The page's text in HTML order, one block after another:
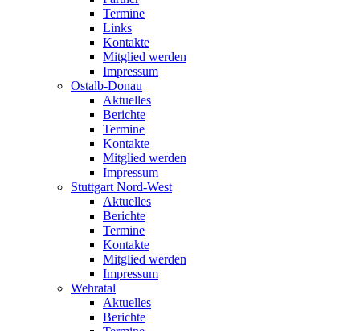
Termine
Links
Kontakte
Mitglied werden
Impressum
Ostalb-Donau
Aktuelles
Berichte
Termine
Kontakte
Mitglied werden
Impressum
Stuttgart Nord-West
Aktuelles
Berichte
Termine
Kontakte
Mitglied werden
Impressum
Wehratal
Aktuelles
Berichte